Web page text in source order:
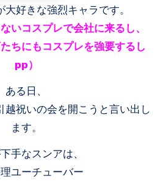
好きな強烈キャラです。
いコスプレで会社に来るし、
ちにもコスプレを強要するし
pp）
ある日、
越祝いの会を開こうと言い出し
ます。
手なスンアは、
理ユーチューバー